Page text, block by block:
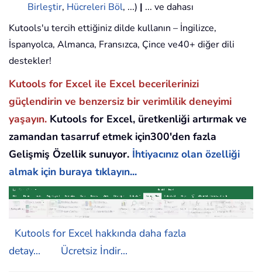
Birleştir, Hücreleri Böl, ...) | ... ve dahası
Kutools'u tercih ettiğiniz dilde kullanın – İngilizce,
İspanyolca, Almanca, Fransızca, Çince ve40+ diğer dili
destekler!
Kutools for Excel ile Excel becerilerinizi
güçlendirin ve benzersiz bir verimlilik deneyimi
yaşayın. Kutools for Excel, üretkenliği artırmak ve
zamandan tasarruf etmek için300'den fazla
Gelişmiş Özellik sunuyor. İhtiyacınız olan özelliği
almak için buraya tıklayın...
Kutools for Excel hakkında daha fazla
detay...
Ücretsiz İndir...